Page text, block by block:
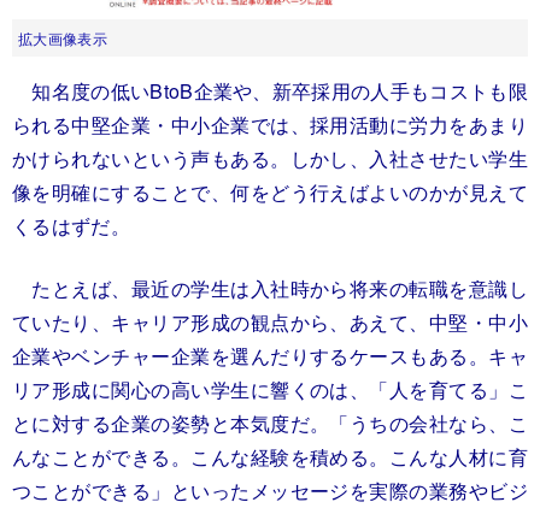
拡大画像表示
知名度の低いBtoB企業や、新卒採用の人手もコストも限
られる中堅企業・中小企業では、採用活動に労力をあまり
かけられないという声もある。しかし、入社させたい学生
像を明確にすることで、何をどう行えばよいのかが見えて
くるはずだ。
たとえば、最近の学生は入社時から将来の転職を意識し
ていたり、キャリア形成の観点から、あえて、中堅・中小
企業やベンチャー企業を選んだりするケースもある。キャ
リア形成に関心の高い学生に響くのは、「人を育てる」こ
とに対する企業の姿勢と本気度だ。「うちの会社なら、こ
んなことができる。こんな経験を積める。こんな人材に育
つことができる」といったメッセージを実際の業務やビジ